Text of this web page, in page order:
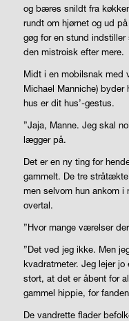
og bæres snildt fra
rundt om hjørnet og ud
gøg for en stund
den mistroisk efter mere.
Midt i en mobilsnak med
Michael Manniche) byder
hus er dit hus’-gestus.
”Jaja, Manne. Jeg skal
lægger på.
Det er en ny ting for
gammelt. De tre
men selvom hun ankom i
overtal.
”Hvor mange værelser
”Det ved jeg ikke. Men
kvadratmeter. Jeg lejer
stort, at det er åbent for
gammel hippie, for
De vandrette flader